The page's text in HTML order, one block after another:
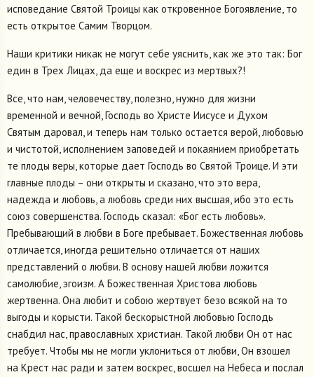
исповедание Святой Троицы как откровенное Богоявление, то
есть открытое Самим Творцом.
Наши критики никак не могут себе уяснить, как же это так: Бог
един в Трех Лицах, да еще и воскрес из мертвых?!
Все, что нам, человечеству, полезно, нужно для жизни
временной и вечной, Господь во Христе Иисусе и Духом
Святым даровал, и теперь нам только остается верой, любовью
и чистотой, исполнением заповедей и покаянием приобретать
те плоды веры, которые дает Господь во Святой Троице. И эти
главные плоды – они открыты и сказано, что это вера,
надежда и любовь, а любовь среди них высшая, ибо это есть
союз совершенства. Господь сказал: «Бог есть любовь».
Пребывающий в любви в Боге пребывает. Божественная любовь
отличается, иногда решительно отличается от наших
представлений о любви. В основу нашей любви ложится
самолюбие, эгоизм. А Божественная Христова любовь
жертвенна. Она любит и собою жертвует безо всякой на то
выгоды и корысти. Такой бескорыстной любовью Господь
снабдил нас, православных христиан. Такой любви Он от нас
требует. Чтобы мы не могли уклониться от любви, Он взошел
на Крест нас ради и затем воскрес, восшел на Небеса и послал